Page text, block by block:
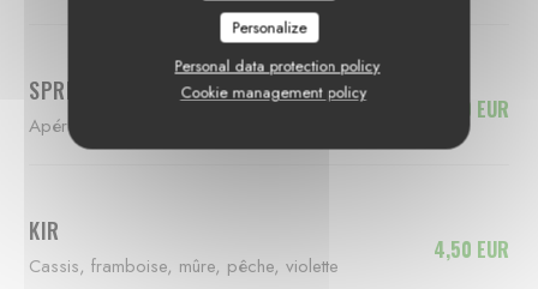
Personalize
Personal data protection policy
Cookie management policy
SPRITZ
Apérol ou Campari
8,00 EUR
KIR
Cassis, framboise, mûre, pêche, violette
4,50 EUR